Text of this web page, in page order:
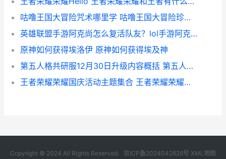
咕噜王国大冒险咒术哪里学 咕噜王国大冒险珍珠版
英雄联盟手游阿克尚怎么复活队友？lol手游阿克尚复活队友方法介绍[多图]
原神如何获得埃洛伊 原神如何获得埃及神
第五人格共研服12月30日升级内容概括 第五人格共研服申请入口
王者荣耀荣耀国庆活动主题集合 王者荣耀荣耀国士无双称号
Copyright © 2024 All Rights Reserved. 京ICP备2024042826号 XML地图